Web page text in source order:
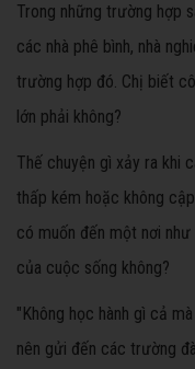
Trong những trường hợp
các nhà phê bình, nhà
trường hợp đó. Chị biết
lớn phải không?
Thế chuyện gì xảy ra khi
thấp kém hoặc không
có muốn đến một nơi
của cuộc sống không?
"Không học hành gì cả
nên gửi đến các trường